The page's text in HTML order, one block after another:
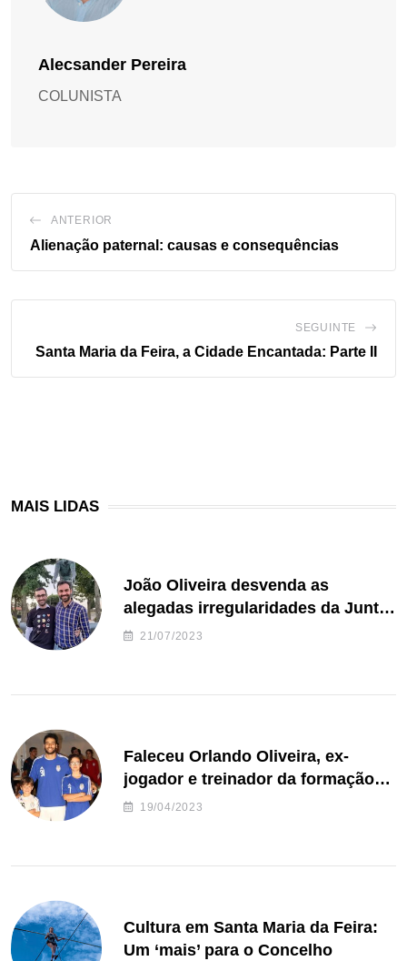
Alecsander Pereira
COLUNISTA
ANTERIOR
Alienação paternal: causas e consequências
SEGUINTE
Santa Maria da Feira, a Cidade Encantada: Parte II
MAIS LIDAS
João Oliveira desvenda as
alegadas irregularidades da Junta
de Freguesia S. João de Ver
21/07/2023
Faleceu Orlando Oliveira, ex-
jogador e treinador da formação
de andebol do Feirense
19/04/2023
Cultura em Santa Maria da Feira:
Um ‘mais’ para o Concelho